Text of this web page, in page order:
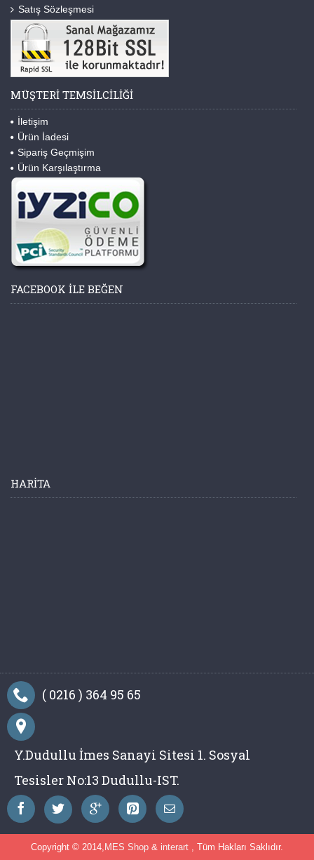
Satış Sözleşmesi
MÜŞTERI TEMSILCILIĞI
İletişim
Ürün İadesi
Sipariş Geçmişim
Ürün Karşılaştırma
FACEBOOK ILE BEĞEN
HARITA
( 0216 ) 364 95 65
Y.Dudullu İmes Sanayi Sitesi 1. Sosyal
Tesisler No:13 Dudullu-IST.
Copyright © 2014, MES Shop & interart , Tüm Hakları Saklıdır.